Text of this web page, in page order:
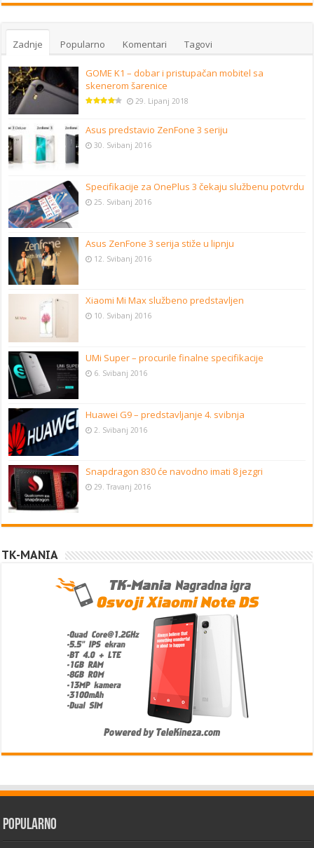
Zadnje Popularno Komentari Tagovi
GOME K1 – dobar i pristupačan mobitel sa
skenerom šarenice
29. Lipanj 2018
Asus predstavio ZenFone 3 seriju
30. Svibanj 2016
Specifikacije za OnePlus 3 čekaju službenu potvrdu
25. Svibanj 2016
Asus ZenFone 3 serija stiže u lipnju
12. Svibanj 2016
Xiaomi Mi Max službeno predstavljen
10. Svibanj 2016
UMi Super – procurile finalne specifikacije
6. Svibanj 2016
Huawei G9 – predstavljanje 4. svibnja
2. Svibanj 2016
Snapdragon 830 će navodno imati 8 jezgri
29. Travanj 2016
TK-MANIA
Popularno